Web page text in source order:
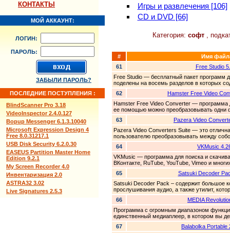
КОНТАКТЫ
МОЙ АККАУНТ:
ЛОГИН:
ПАРОЛЬ:
ЗАБЫЛИ ПАРОЛЬ?
ПОСЛЕДНИЕ ПОСТУПЛЕНИЯ :
BlindScanner Pro 3.18
VideoInspector 2.4.0.127
Bopup Messenger 6.1.3.10040
Microsoft Expression Design 4
Free 8.0.31217.1
USB Disk Security 6.2.0.30
EASEUS Partition Master Home
Edition 9.2.1
My Screen Recorder 4.0
Инвентаризация 2.0
ASTRA32 3.02
Live Signatures 2.5.3
Игры и развлечения [106]
CD и DVD [66]
Категория: софт,
#
Имя
61
Free Studio
Free Studio — бесплатный пакет программ
поделены на восемь разделов в которых
62
Hamster Free Video
Hamster Free Video Converter —
ее помощью можно преобразовывать одни
63
Pazera Video
Pazera Video Converters Suite — это
пользователю преобразовывать между
64
VKMusic
VKMusic — программа для поиска и
ВКонтакте, RuTube, YouTube, Vimeo и
65
Satsuki Decoder
Satsuki Decoder Pack – содержит большое
прослушивания аудио, а также утилит,
66
MEDIA
Программа с огромным диапазоном
единственный медиаплеер, в котором вы
67
Balabolka Portable